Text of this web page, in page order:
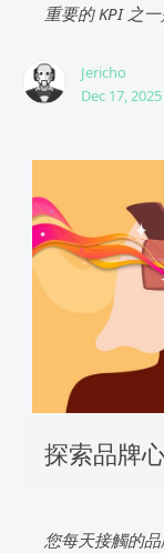
重要的 KPI 之
Jericho
Dec 17, 2025
探索品牌
您每天接觸的